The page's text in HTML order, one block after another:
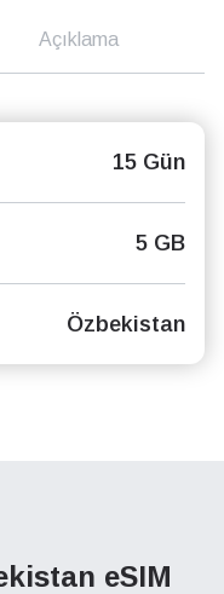
Açıklama
15 Gün
5 GB
Özbekistan
eSIM